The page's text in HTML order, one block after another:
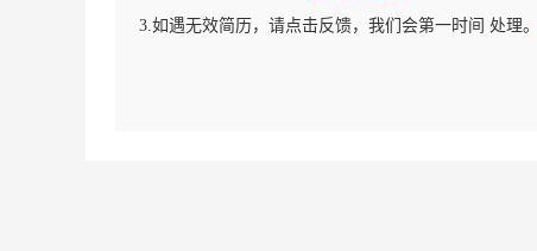
3.如遇无效简历，请点击反馈，我们会第一时间 处理。